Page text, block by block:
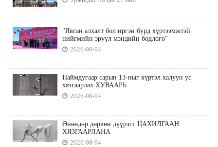
"Явган алхалт бол иргэн бүрд хүртээмжтэй
нийгмийн эрүүл мэндийн бодлого"
2026-08-04
Наймдугаар сарын 13-ныг хүртэл халуун ус
хязгаарлах ХУВААРЬ
2026-08-04
Өнөөдөр дөрвөн дүүрэгт ЦАХИЛГААН
ХЯЗГААРЛАНА
2026-08-04